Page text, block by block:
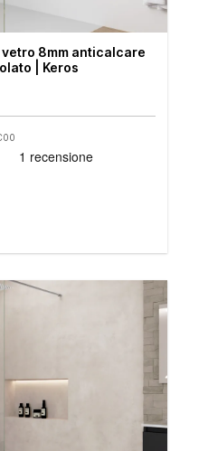
8mm anticalcare
| Keros